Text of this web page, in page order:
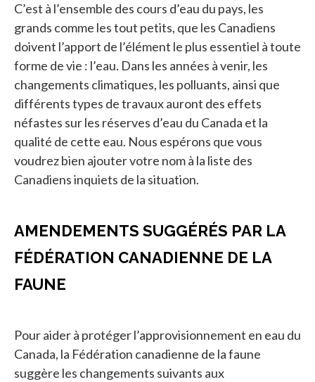
C’est à l’ensemble des cours d’eau du pays, les
grands comme les tout petits, que les Canadiens
doivent l’apport de l’élément le plus essentiel à toute
forme de vie : l’eau. Dans les années à venir, les
changements climatiques, les polluants, ainsi que
différents types de travaux auront des effets
néfastes sur les réserves d’eau du Canada et la
qualité de cette eau. Nous espérons que vous
voudrez bien ajouter votre nom à la liste des
Canadiens inquiets de la situation.
AMENDEMENTS SUGGÉRÉS PAR LA
FÉDÉRATION CANADIENNE DE LA
FAUNE
Pour aider à protéger l’approvisionnement en eau du
Canada, la Fédération canadienne de la faune
suggère les changements suivants aux